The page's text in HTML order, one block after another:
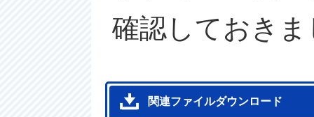
確認しておき
関連ファイルダウンロード